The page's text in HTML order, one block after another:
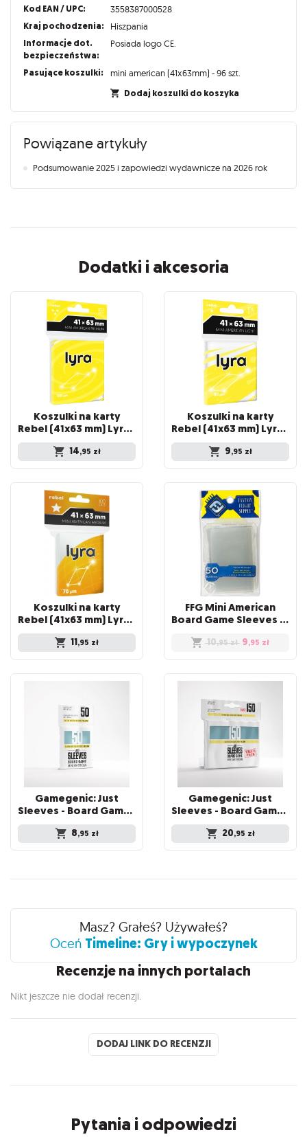
Kod EAN / UPC: 3558387000528
Kraj pochodzenia: Hiszpania
Informacje dot.
bezpieczeństwa:
Posiada logo CE.
Pasujące koszulki: mini american (41x63mm) - 96 szt.
Dodaj koszulki do koszyka
Powiązane artykuły
Podsumowanie 2025 i zapowiedzi wydawnicze na 2026 rok
Dodatki i akcesoria
Koszulki na karty
Rebel (41x63 mm) Lyra Premium, 100 sztuk
14,95 zł
Koszulki na karty
Rebel (41x63 mm) Lyra Light, 100 sztuk
9,95 zł
Koszulki na karty
Rebel (41x63 mm) Lyra Medium, 100 sztuk
11,95 zł
FFG Mini American
Board Game Sleeves 50
10,95 zł 9,95 zł
Gamegenic: Just
Sleeves - Board Game Sleeves (44 x 67 mm) 50 sztuk, Clear
8,95 zł
Gamegenic: Just
Sleeves - Board Game Sleeves (44 x 67 mm) 150 sztuk, Clear
20,95 zł
Recenzje
Masz? Grałeś? Używałeś?
Oceń Timeline: Gry i wypoczynek
Recenzje na innych portalach
Nikt jeszcze nie dodał recenzji.
DODAJ LINK DO RECENZJI
Pytania i odpowiedzi